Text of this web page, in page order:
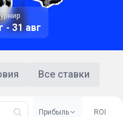
- 31 авг
Все ставки
Прибыль ROI